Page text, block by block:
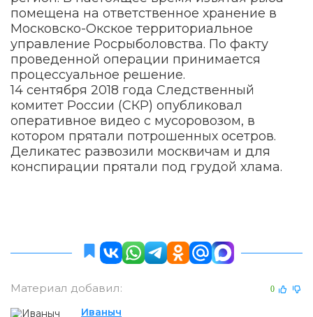
помещена на ответственное хранение в
Московско-Окское территориальное
управление Росрыболовства. По факту
проведенной операции принимается
процессуальное решение.
14 сентября 2018 года Следственный
комитет России (СКР) опубликовал
оперативное видео с мусоровозом, в
котором прятали потрошенных осетров.
Деликатес развозили москвичам и для
конспирации прятали под грудой хлама.
Материал добавил: 0
Иваныч